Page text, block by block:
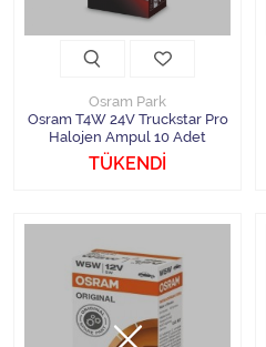
Osram Park
Osram T4W 24V Truckstar Pro
Halojen Ampul 10 Adet
TÜKENDİ